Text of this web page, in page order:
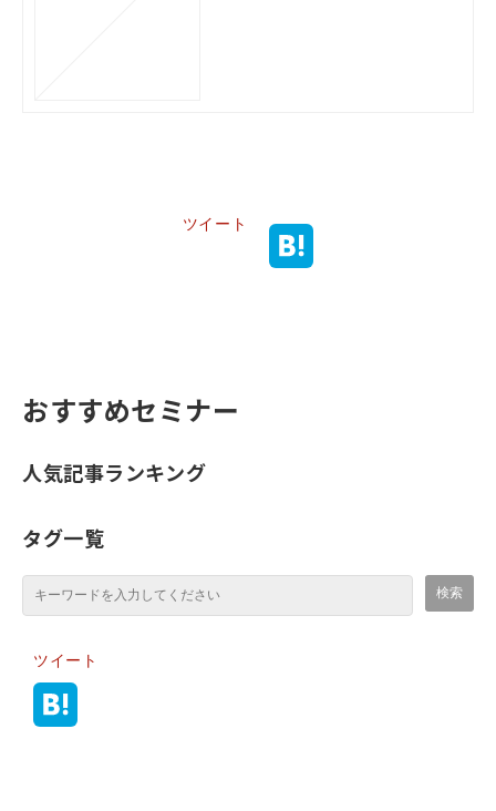
ツイート
おすすめセミナー
人気記事ランキング
タグ一覧
ツイート